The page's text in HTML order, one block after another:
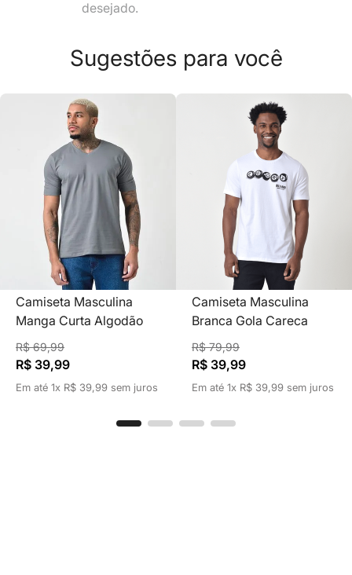
desejado.
Sugestões para você
Camiseta Masculina
Manga Curta Algodão
Lisa Chumbo Gola V
R$ 69,99
R$ 39,99
Em até 1x R$ 39,99 sem juros
Camiseta Masculina
Branca Gola Careca
Estampada Billiard
R$ 79,99
R$ 39,99
Em até 1x R$ 39,99 sem juros
mr kitsch
camiseta